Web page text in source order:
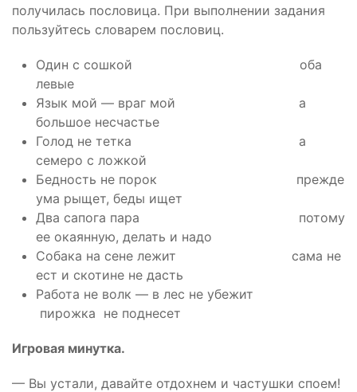
получилась пословица. При выполнении задания
пользуйтесь словарем пословиц.
Один с сошкой оба
левые
Язык мой — враг мой а
большое несчастье
Голод не тетка а
семеро с ложкой
Бедность не порок прежде
ума рыщет, беды ищет
Два сапога пара потому
ее окаянную, делать и надо
Собака на сене лежит сама не
ест и скотине не дасть
Работа не волк — в лес не убежит
пирожка не поднесет
Игровая минутка.
— Вы устали, давайте отдохнем и частушки споем!